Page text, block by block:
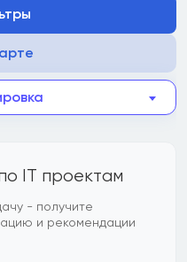
IT проектам
- получите
и рекомендации